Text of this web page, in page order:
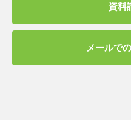
資料
メールで